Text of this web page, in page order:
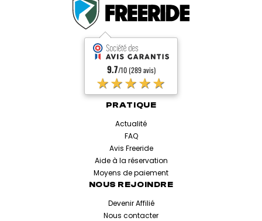
9.7/10 (289 avis)
★★★★★
PRATIQUE
Actualité
FAQ
Avis Freeride
Aide à la réservation
Moyens de paiement
NOUS REJOINDRE
Devenir Affilié
Nous contacter